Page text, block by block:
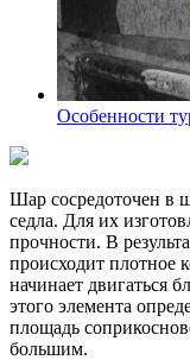
Особенности
Шар сосредоточен в
седла. Для их
прочности. В
происходит плотное
начинает двигаться
этого элемента
площадь
большим.